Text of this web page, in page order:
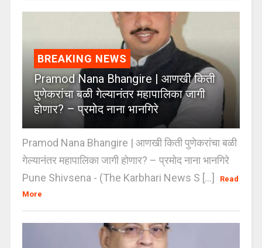
BREAKING NEWS
Pramod Nana Bhangire | आणखी किती
पुणेकरांचा बळी गेल्यानंतर महापालिका जागी
होणार? – प्रमोद नाना भानगिरे
Pramod Nana Bhangire | आणखी किती पुणेकरांचा बळी
गेल्यानंतर महापालिका जागी होणार? – प्रमोद नाना भानगिरे
Pune Shivsena - (The Karbhari News S [...]
Read
More